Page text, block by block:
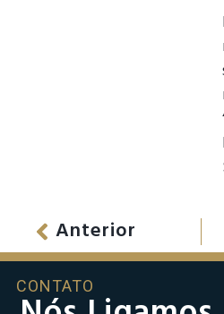
Anterior
CONTATO